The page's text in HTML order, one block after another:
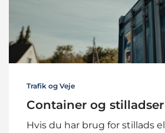
Trafik og Veje
Container og stilladser
Hvis du har brug for stillads